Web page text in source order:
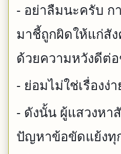
- อย่าลืมนะครับ ก
มาชี้ถูกผิดให้แก่สั
ด้วยความหวังดีต่
- ย่อมไม่ใช่เรื่องง่
- ดังนั้น ผู้แสวงหา
ปัญหาข้อขัดแย้งทุ